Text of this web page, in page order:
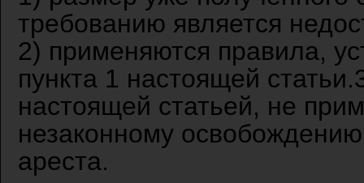
требованию является
2) применяются правила,
пункта 1 настоящей
настоящей статьей, не
незаконному
ареста.